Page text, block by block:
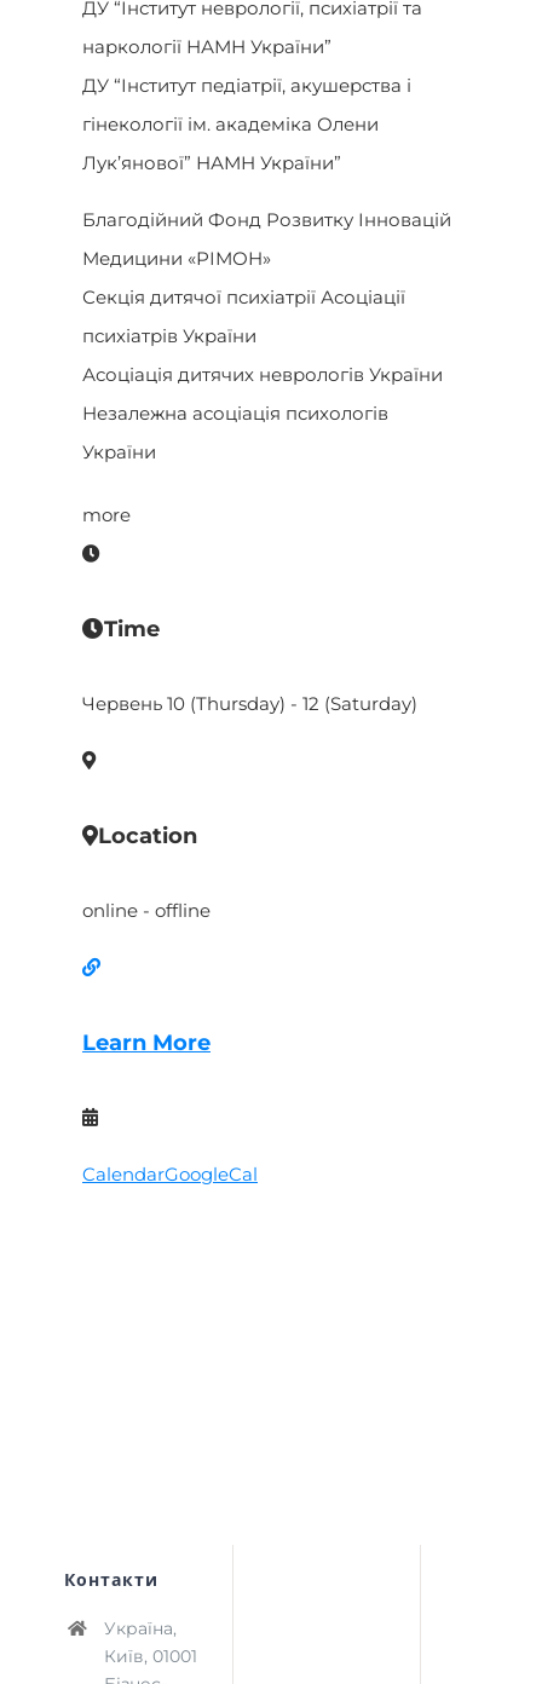
ДУ “Інститут неврології, психіатрії та
наркології НАМН України”
ДУ “Інститут педіатрії, акушерства і
гінекології ім. академіка Олени
Лук’янової” НАМН України”
Благодійний Фонд Розвитку Інновацій
Медицини «РІМОН»
Секція дитячої психіатрії Асоціації
психіатрів України
Асоціація дитячих неврологів України
Незалежна асоціація психологів
України
more
Time
Червень 10 (Thursday) - 12 (Saturday)
Location
online - offline
Learn More
CalendarGoogleCal
Контакти
Україна,
Київ, 01001